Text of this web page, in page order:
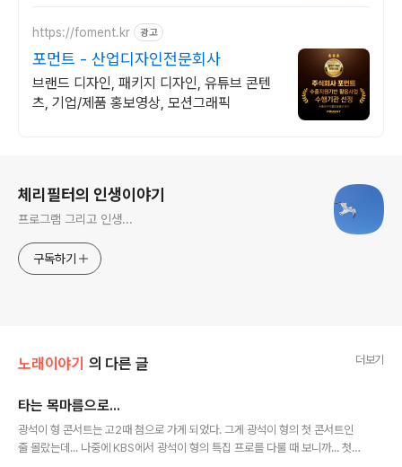
https://foment.kr 광고
포먼트 - 산업디자인전문회사
브랜드 디자인, 패키지 디자인, 유튜브 콘텐
츠, 기업/제품 홍보영상, 모션그래픽
체리필터의 인생이야기
프로그램 그리고 인생...
구독하기
노래이야기 의 다른 글 더보기
타는 목마름으로...
광석이 형 콘서트는 고2때 첨으로 가게 되었다. 그게 광석이 형의 첫 콘서트인
줄 몰랐는데... 나중에 KBS에서 광석이 형의 특집 프로를 다룰 때 보니까... 첫